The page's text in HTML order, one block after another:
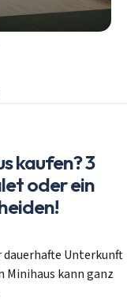
kaufen? 3
oder ein
dauerhafte Unterkunft
Minihaus kann ganz